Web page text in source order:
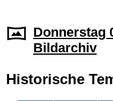
Donnerstag
Bildarchiv
Historische